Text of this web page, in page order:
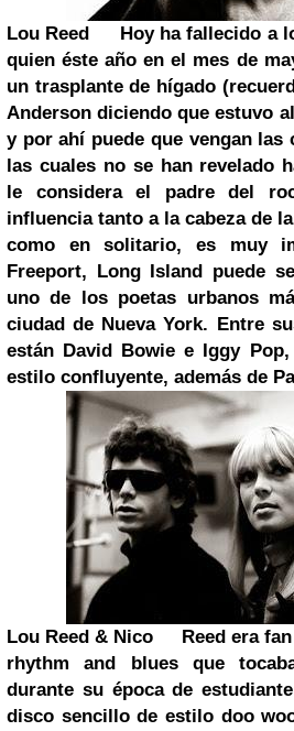
Lou Reed
Hoy ha fallecido a
quien éste año en el mes de
un trasplante de hígado
Anderson diciendo que estuvo
y por ahí puede que vengan las
las cuales no se han revelado
le considera el padre del
influencia tanto a la cabeza de
como en solitario, es muy
Freeport, Long Island puede
uno de los poetas urbanos
ciudad de Nueva York. Entre
están David Bowie e Iggy
estilo confluyente, además de
Lou Reed & Nico
Reed era
rhythm and blues que
durante su época de
disco sencillo de estilo doo